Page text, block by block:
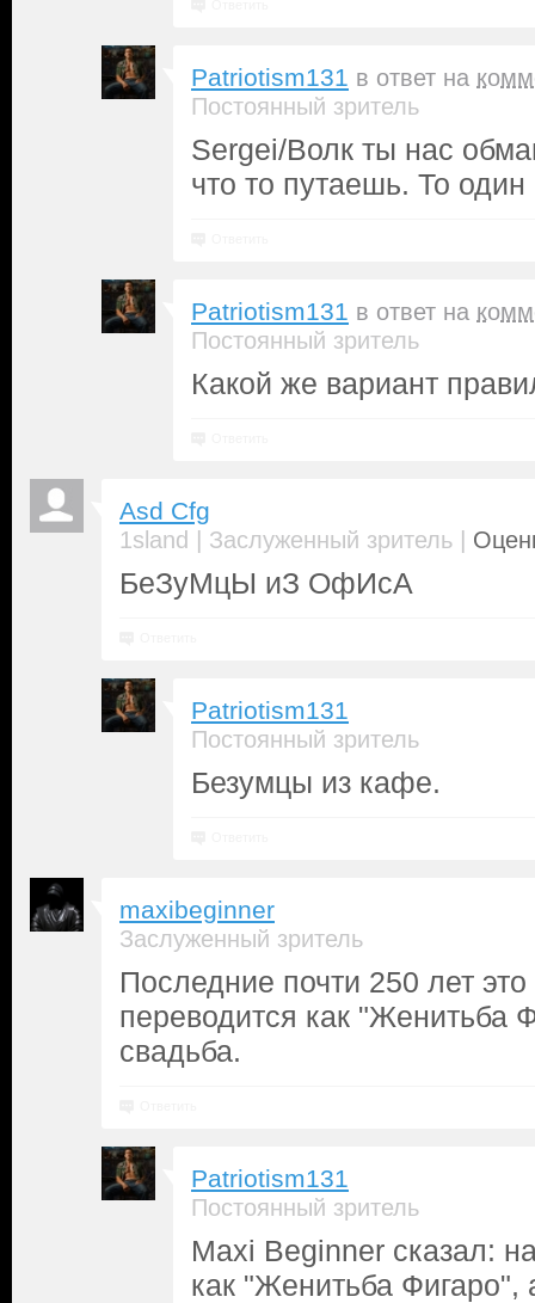
Patriotism131 в ответ на
Постоянный зритель
Sergei/Волк ты нас
что то путаешь. То один
Patriotism131 в ответ на
Постоянный зритель
Какой же вариант
Asd Cfg
1sland | Заслуженный зритель |
БеЗуМцЫ иЗ ОфИсА
Patriotism131
Постоянный зритель
Безумцы из кафе.
maxibeginner
Заслуженный зритель
Последние почти 250 лет
переводится как "Женитьба
свадьба.
Patriotism131
Постоянный зритель
Maxi Beginner сказал:
как "Женитьба Фигаро",